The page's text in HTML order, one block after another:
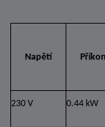
Napětí Příkon
230 V 0.44 kW